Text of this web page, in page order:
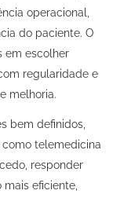
operacional,
do paciente. O
em escolher
regularidade e
melhoria.
bem definidos,
telemedicina
responder
eficiente,